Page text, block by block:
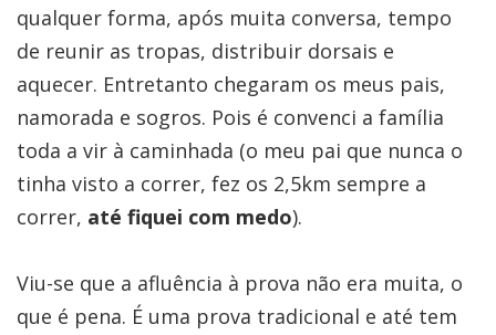
qualquer forma, após muita conversa, tempo
de reunir as tropas, distribuir dorsais e
aquecer. Entretanto chegaram os meus pais,
namorada e sogros. Pois é convenci a família
toda a vir à caminhada (o meu pai que nunca o
tinha visto a correr, fez os 2,5km sempre a
correr, até fiquei com medo).
Viu-se que a afluência à prova não era muita, o
que é pena. É uma prova tradicional e até tem